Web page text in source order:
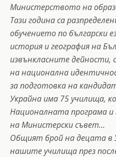
Министерството на
Тази година са
обучението по български
история и география на
извънкласните дейности,
на национална
за подготовка на
Украйна има 75 училища,
Националната програма
на Министерски съвет…
Общият брой на децата в
нашите училища през